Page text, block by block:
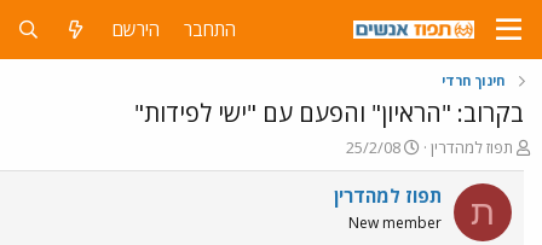
התחבר הירשם
חינוך חרדי
בקרוב: "הראיון" והפעם עם "ישי לפידות"
פ
ו
ת
ח
ה
תפוז למהדרין
פ
ו
ר
ם
25/2/08
ת תפוז למהדרין
New member